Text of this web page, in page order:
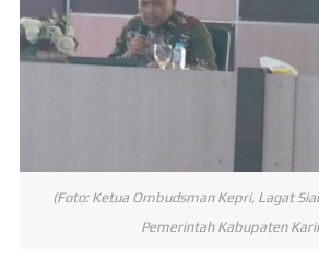
(Foto: Ketua Ombudsman Kepri, Lagat
Pemerintah Kabupaten